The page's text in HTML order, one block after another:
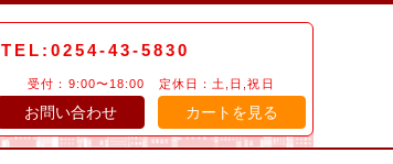
TEL:0254-43-5830
受付：9:00〜18:00 定休日：土,日,祝日
お問い合わせ カートを見る